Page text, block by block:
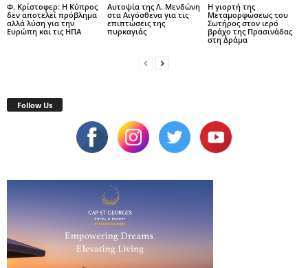
Φ. Κρίστοφερ: Η Κύπρος
δεν αποτελεί πρόβλημα
αλλά λύση για την
Ευρώπη και τις ΗΠΑ
Αυτοψία της Λ. Μενδώνη
στα Αιγόσθενα για τις
επιπτώσεις της
πυρκαγιάς
Η γιορτή της
Μεταμορφώσεως του
Σωτήρος στον ιερό
βράχο της Πρασινάδας
στη Δράμα
Follow Us